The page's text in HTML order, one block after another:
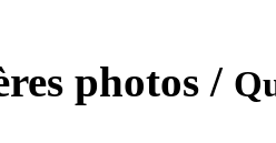
photos /